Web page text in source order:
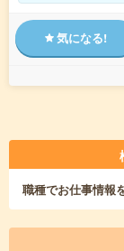
気になる!
職種でお仕事情報